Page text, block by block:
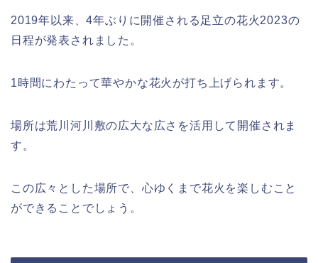
2019年以来、4年ぶりに開催される足立の花火2023の
日程が発表されました。
1時間にわたって華やかな花火が打ち上げられます。
場所は荒川河川敷の広大な広さを活用して開催されま
す。
この広々とした場所で、心ゆくまで花火を楽しむこと
ができることでしょう。